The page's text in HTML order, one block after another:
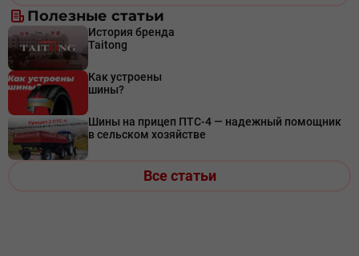
Полезные статьи
История бренда
Taitong
Как устроены
шины?
Шины на прицеп ПТС-4 — надежный помощник
в сельском хозяйстве
Все статьи